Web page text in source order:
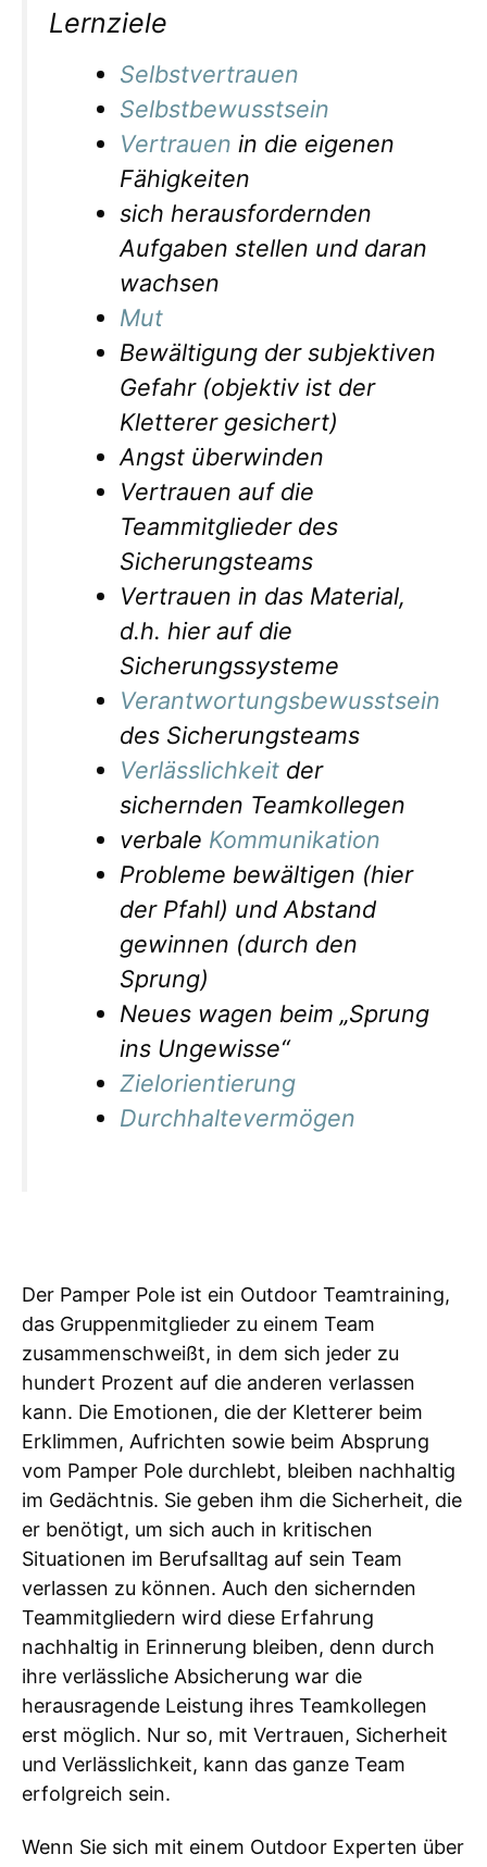
Lernziele
Selbstvertrauen
Selbstbewusstsein
Vertrauen in die eigenen
Fähigkeiten
sich herausfordernden
Aufgaben stellen und daran
wachsen
Mut
Bewältigung der subjektiven
Gefahr (objektiv ist der
Kletterer gesichert)
Angst überwinden
Vertrauen auf die
Teammitglieder des
Sicherungsteams
Vertrauen in das Material,
d.h. hier auf die
Sicherungssysteme
Verantwortungsbewusstsein
des Sicherungsteams
Verlässlichkeitder
sichernden Teamkollegen
verbale Kommunikation
Probleme bewältigen (hier
der Pfahl) und Abstand
gewinnen (durch den
Sprung)
Neues wagen beim „Sprung
ins Ungewisse“
Zielorientierung
Durchhaltevermögen
Der Pamper Pole ist ein Outdoor Teamtraining,
das Gruppenmitglieder zu einem Team
zusammenschweißt, in dem sich jeder zu
hundert Prozent auf die anderen verlassen
kann. Die Emotionen, die der Kletterer beim
Erklimmen, Aufrichten sowie beim Absprung
vom Pamper Pole durchlebt, bleiben nachhaltig
im Gedächtnis. Sie geben ihm die Sicherheit, die
er benötigt, um sich auch in kritischen
Situationen im Berufsalltag auf sein Team
verlassen zu können. Auch den sichernden
Teammitgliedern wird diese Erfahrung
nachhaltig in Erinnerung bleiben, denn durch
ihre verlässliche Absicherung war die
herausragende Leistung ihres Teamkollegen
erst möglich. Nur so, mit Vertrauen, Sicherheit
und Verlässlichkeit, kann das ganze Team
erfolgreich sein.
Wenn Sie sich mit einem Outdoor Experten über